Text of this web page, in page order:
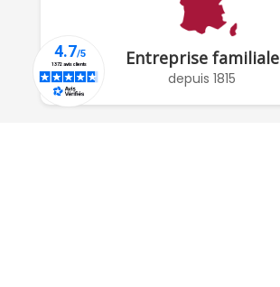
Entreprise familiale
depuis 1815